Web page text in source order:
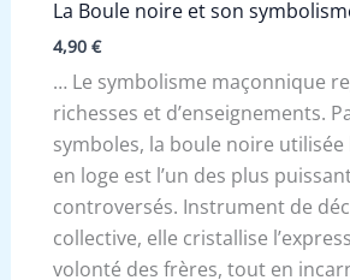
La Boule noire et son
4,90 €
… Le symbolisme maçonnique
richesses et d’enseignements.
symboles, la boule noire
en loge est l’un des plus
controversés. Instrument de
collective, elle cristallise
volonté des frères, tout en